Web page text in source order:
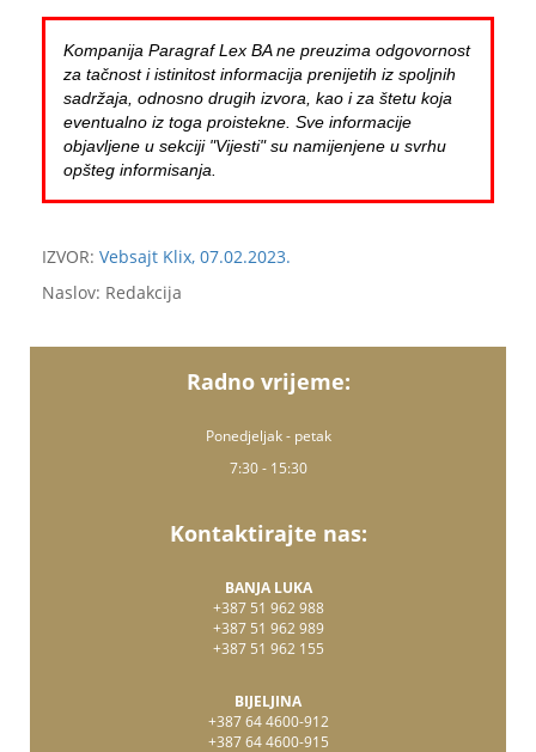
Kompanija Paragraf Lex BA ne preuzima odgovornost
za tačnost i istinitost informacija prenijetih iz spoljnih
sadržaja, odnosno drugih izvora, kao i za štetu koja
eventualno iz toga proistekne. Sve informacije
objavljene u sekciji "Vijesti" su namijenjene u svrhu
opšteg informisanja.
IZVOR: Vebsajt Klix, 07.02.2023.
Naslov: Redakcija
Radno vrijeme:
Ponedjeljak - petak
7:30 - 15:30
Kontaktirajte nas:
BANJA LUKA
+387 51 962 988
+387 51 962 989
+387 51 962 155
BIJELJINA
+387 64 4600-912
+387 64 4600-915